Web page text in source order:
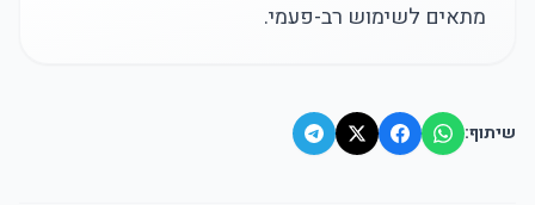
מתאים לשימוש רב-פעמי.
שיתוף: